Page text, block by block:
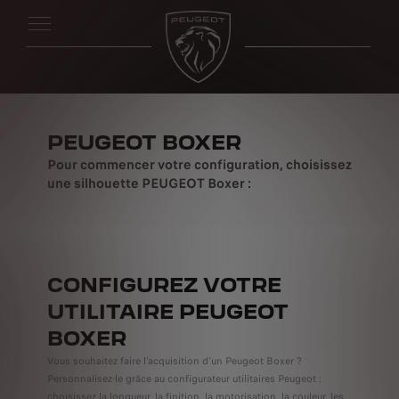
PEUGEOT BOXER
Pour commencer votre configuration, choisissez
une silhouette PEUGEOT Boxer :
CONFIGUREZ VOTRE
UTILITAIRE PEUGEOT
BOXER
Vous souhaitez faire l'acquisition d'un Peugeot Boxer ?
Personnalisez-le grâce au configurateur utilitaires Peugeot :